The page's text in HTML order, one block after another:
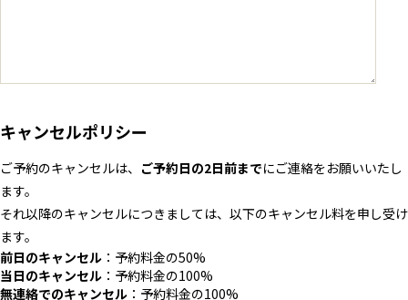
キャンセルポリシー
ご予約のキャンセルは、 ご予約日の2日前までにご連絡をお願いいたし
ます。
それ以降のキャンセルにつきましては、以下のキャンセル料を申し受け
ます。
前日のキャンセル ：予約料金の50%
当日のキャンセル ：予約料金の100%
無連絡でのキャンセル ：予約料金の100%